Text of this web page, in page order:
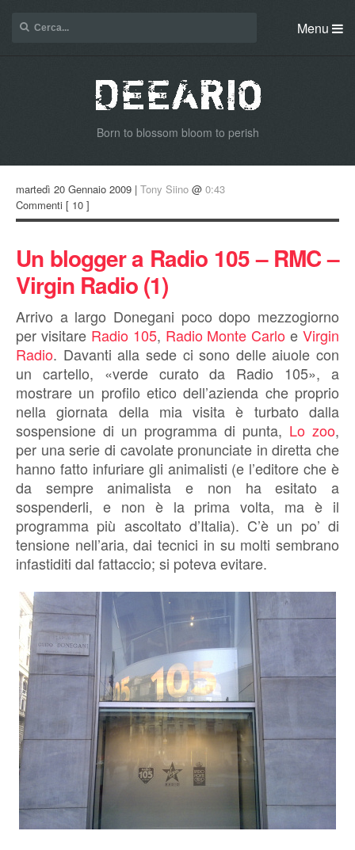
Menu
Born to blossom bloom to perish
martedì 20 Gennaio 2009 | Tony Siino @ 0:43
Commenti [ 10 ]
Un blogger a Radio 105 – RMC –
Virgin Radio (1)
Arrivo a largo Donegani poco dopo mezzogiorno
per visitare Radio 105, Radio Monte Carlo e Virgin
Radio. Davanti alla sede ci sono delle aiuole con
un cartello, «verde curato da Radio 105», a
mostrare un profilo etico dell’azienda che proprio
nella giornata della mia visita è turbato dalla
sospensione di un programma di punta, Lo zoo,
per una serie di cavolate pronunciate in diretta che
hanno fatto infuriare gli animalisti (e l’editore che è
da sempre animalista e non ha esitato a
sospenderli, e non è la prima volta, ma è il
programma più ascoltato d’Italia). C’è un po’ di
tensione nell’aria, dai tecnici in su molti sembrano
infastiditi dal fattaccio; si poteva evitare.